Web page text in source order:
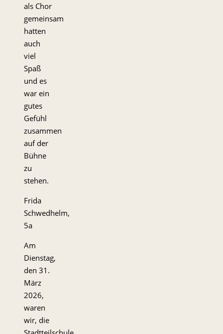
als Chor
gemeinsam
hatten
auch
viel
Spaß
und es
war ein
gutes
Gefühl
zusammen
auf der
Bühne
zu
stehen.
Frida
Schwedhelm,
5a
Am
Dienstag,
den 31.
März
2026,
waren
wir, die